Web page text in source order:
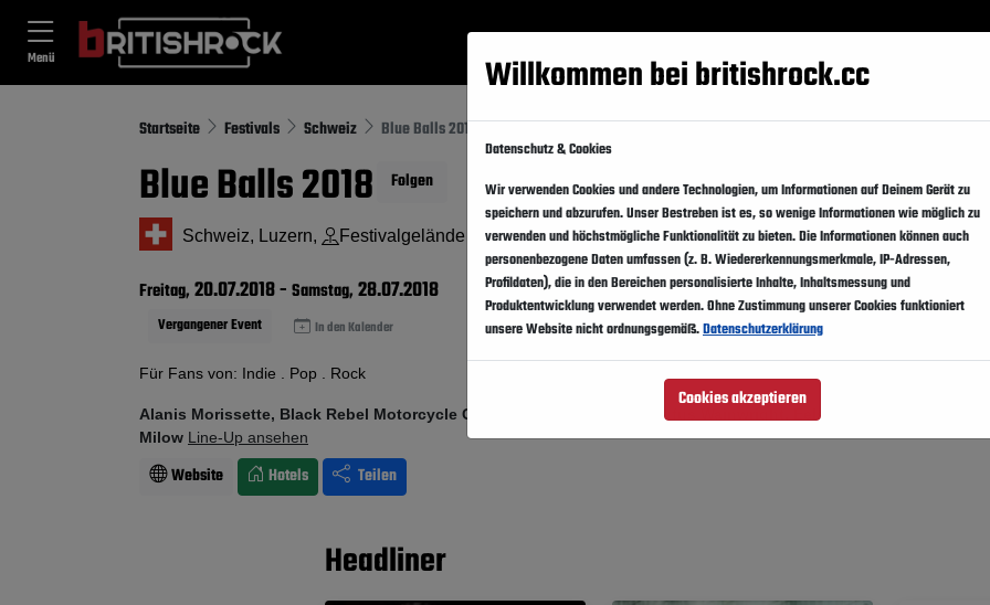
Menü
Festivals
Startseite Festivals Schweiz Blue Balls 2018
Blue Balls 2018 Folgen
Schweiz, Luzern, Festivalgelände
Freitag, 20.07.2018- Samstag, 28.07.2018
Vergangener Event In den Kalender
Für Fans von: Indie . Pop . Rock
Alanis Morissette, Black Rebel Motorcycle Club, Wolfmother, Hurts, Rufus Wainwright, Eels,
Milow Line-Up ansehen
Website Hotels Teilen
Headliner
Willkommen bei britishrock.cc
Datenschutz & Cookies
Wir verwenden Cookies und andere Technologien, um Informationen auf Deinem Gerät zu
speichern und abzurufen. Unser Bestreben ist es, so wenige Informationen wie möglich zu
verwenden und höchstmögliche Funktionalität zu bieten. Die Informationen können auch
personenbezogene Daten umfassen (z. B. Wiedererkennungsmerkmale, IP-Adressen,
Profildaten), die in den Bereichen personalisierte Inhalte, Inhaltsmessung und
Produktentwicklung verwendet werden. Ohne Zustimmung unserer Cookies funktioniert
unsere Website nicht ordnungsgemäß.Datenschutzerklärung
Cookies akzeptieren